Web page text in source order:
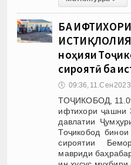
БА
ноҳияи
сироятӣ ба
🕔 09:36, 11.Сен 2023
ТОҶИКОБОД,
ифтихори ҷашни
давлатии
Тоҷикобод
сироятии
мавриди